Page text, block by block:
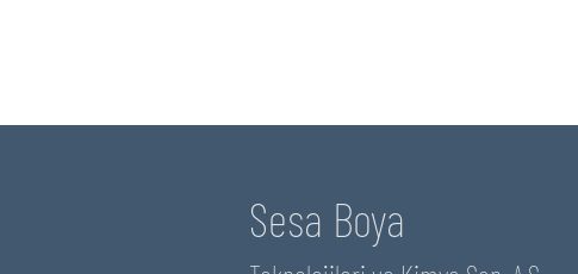
Sesa Boya